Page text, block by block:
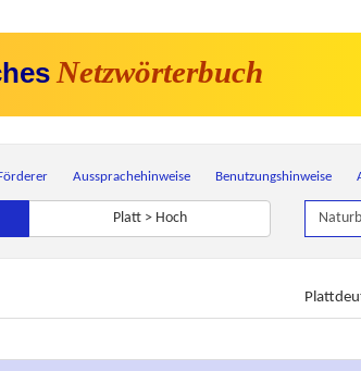
Netzwörterbuch
Aussprachehinweise Benutzungshinweise
Platt > Hoch